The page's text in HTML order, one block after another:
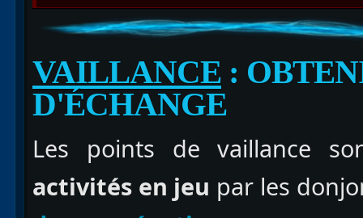
VAILLANCE :
D'ÉCHANGE
Les points de vaillance
activités en jeu par les